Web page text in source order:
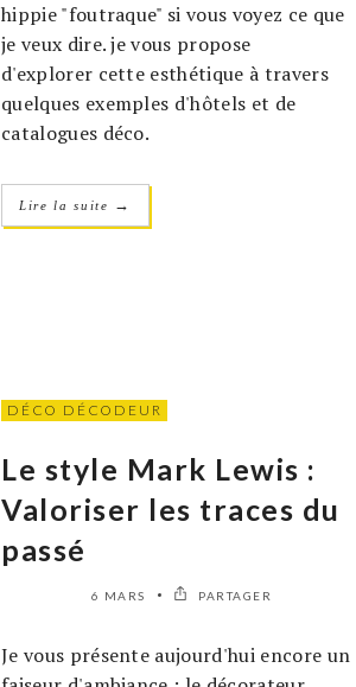
hippie "foutraque" si vous voyez ce que
je veux dire. je vous propose
d'explorer cette esthétique à travers
quelques exemples d'hôtels et de
catalogues déco.
Lire la suite →
DÉCO DÉCODEUR
Le style Mark Lewis :
Valoriser les traces du
passé
6 MARS PARTAGER
Je vous présente aujourd'hui encore un